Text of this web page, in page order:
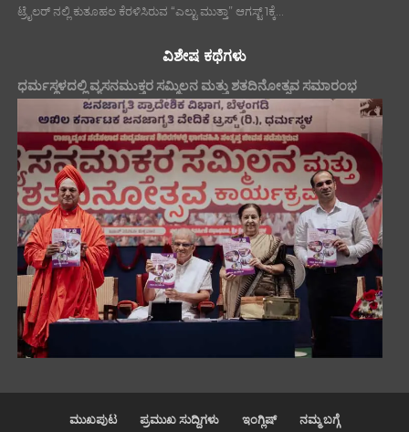
ಟ್ರೈಲರ್ ನಲ್ಲಿ ಕುತೂಹಲ ಕೆರಳಿಸಿರುವ “ಎಲ್ಟು ಮುತ್ತಾ” ಆಗಸ್ಟ್ 1ಕ್ಕೆ...
ವಿಶೇಷ ಕಥೆಗಳು
ಧರ್ಮಸ್ಥಳದಲ್ಲಿ ವ್ಯಸನಮುಕ್ತರ ಸಮ್ಮಿಲನ ಮತ್ತು ಶತದಿನೋತ್ಸವ ಸಮಾರಂಭ
ಮುಖಪುಟ ಪ್ರಮುಖ ಸುದ್ದಿಗಳು ಇಂಗ್ಲಿಷ್ ನಮ್ಮ ಬಗ್ಗೆ